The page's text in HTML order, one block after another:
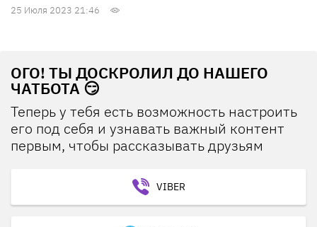
25 Июля 2023 21:46
ОГО! ТЫ ДОСКРОЛИЛ ДО НАШЕГО
ЧАТБОТА 😏
Теперь у тебя есть возможность настроить
его под себя и узнавать важный контент
первым, чтобы рассказывать друзьям
VIBER